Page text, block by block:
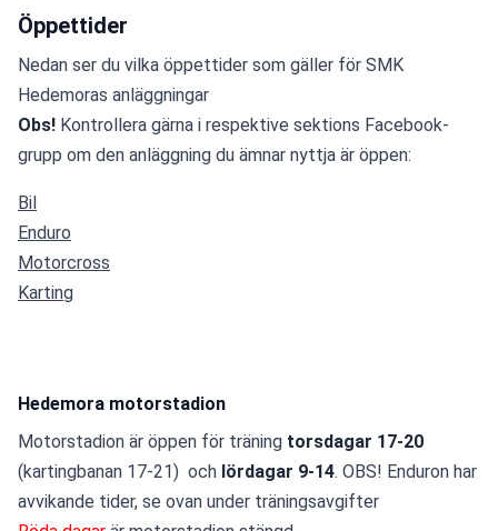
Öppettider
Nedan ser du vilka öppettider som gäller för SMK
Hedemoras anläggningar
Obs! Kontrollera gärna i respektive sektions Facebook-
grupp om den anläggning du ämnar nyttja är öppen:
Bil
Enduro
Motorcross
Karting
Hedemora motorstadion
Motorstadion är öppen för träning
(kartingbanan 17-21)  och lördagar 9-14. OBS! Enduron har
avvikande tider, se ovan under träningsavgifter